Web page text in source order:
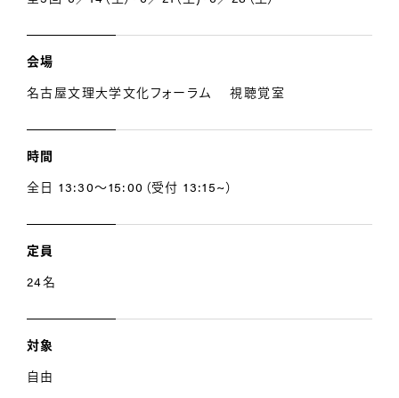
会場
名古屋文理大学文化フォーラム 視聴覚室
時間
全日 13:30～15:00（受付 13:15~）
定員
24名
対象
自由